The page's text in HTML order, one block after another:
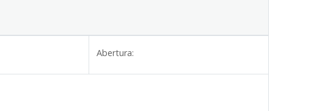
Abertura: